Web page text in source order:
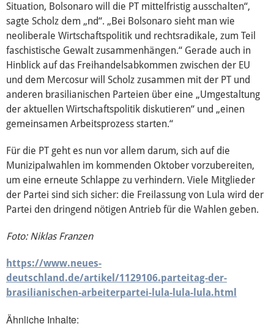
Situation, Bolsonaro will die PT mittelfristig ausschalten“,
sagte Scholz dem „nd“. „Bei Bolsonaro sieht man wie
neoliberale Wirtschaftspolitik und rechtsradikale, zum Teil
faschistische Gewalt zusammenhängen.“ Gerade auch in
Hinblick auf das Freihandelsabkommen zwischen der EU
und dem Mercosur will Scholz zusammen mit der PT und
anderen brasilianischen Parteien über eine „Umgestaltung
der aktuellen Wirtschaftspolitik diskutieren“ und „einen
gemeinsamen Arbeitsprozess starten.“
Für die PT geht es nun vor allem darum, sich auf die
Munizipalwahlen im kommenden Oktober vorzubereiten,
um eine erneute Schlappe zu verhindern. Viele Mitglieder
der Partei sind sich sicher: die Freilassung von Lula wird der
Partei den dringend nötigen Antrieb für die Wahlen geben.
Foto: Niklas Franzen
https://www.neues-
deutschland.de/artikel/1129106.parteitag-der-
brasilianischen-arbeiterpartei-lula-lula-lula.html
Ähnliche Inhalte: